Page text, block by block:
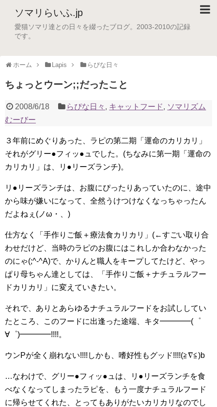
ソマリらいふ.jp
愛猫ソマリ達との日々を綴ったブログ。2003-2010の記録
です。
ホーム Lapis らぴな日々
ちょっとウーン;;だったこと
2008/6/18 らぴな日々 , キャットフード, ソマリズム
むーびー
３年前にめぐりあった、ラピの第二期「運命のカリカリ」
それがグリー●フィッ●ュでした。(ちなみに第一期「運命の
カリカリ」は、リ●リーズランチ)。
リ●リーズランチは、お腹にぴったりあっていたのに、途中
から味が嫌いになって、全然うけつけなくなっちゃったん
だよねぇ(ノω・、)
仕方なく「手作りご飯＋療法食カリカリ」(←すごい取り合
わせだけど、当時のラピのお腹にはこれしか合わなかった
のにゃ(;^-^A)で、かりんと職人をキープしてたけど、やっ
ぱり母ちゃん達としては、「手作りご飯＋ナチュラルフー
ドカリカリ」に変えていきたい。
それで、ありとあらゆるナチュラルフードをお試ししてい
たところ、このフードに出逢った途端、キタ━━━━(゜
∀゜)━━━━!!!!。
ウンPが全く崩れない!!!!しかも、嗜好性もグッド!!!!(≧∇≦)b
…なわけで、グリー●フィッ●ュは、リ●リーズランチを食
べなくなってしまったラピを、もう一度ナチュラルフード
に帰らせてくれた、とってもありがたいカリカリなのでし